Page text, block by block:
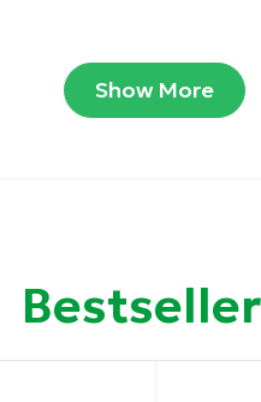
λάμψης), την μελί υφή
φωτεινότητα που
ακόμα και τα πιο
Show More